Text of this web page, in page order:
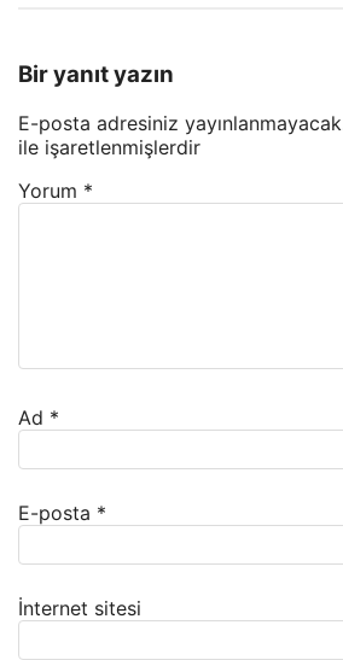
Bir yanıt yazın
E-posta adresiniz
ile işaretlenmişlerdir
Yorum *
Ad *
E-posta *
İnternet sitesi